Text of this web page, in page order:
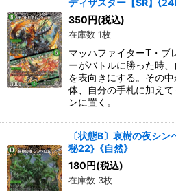
ディザスター【SR】
350円(税込)
在庫数 1枚
マッハファイターT・ブ
ーがバトルに勝った時
を表向きにする。その
体、自分の手札に加え
ンに置く。
〔状態B〕哀樹の夜シ
秘22}《自然》
180円(税込)
在庫数 3枚